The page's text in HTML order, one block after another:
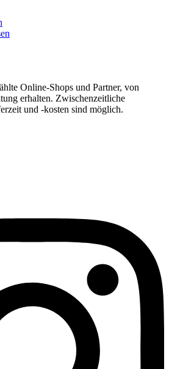
Online-Shops und Partner, von
erhalten. Zwischenzeitliche
und -kosten sind möglich.